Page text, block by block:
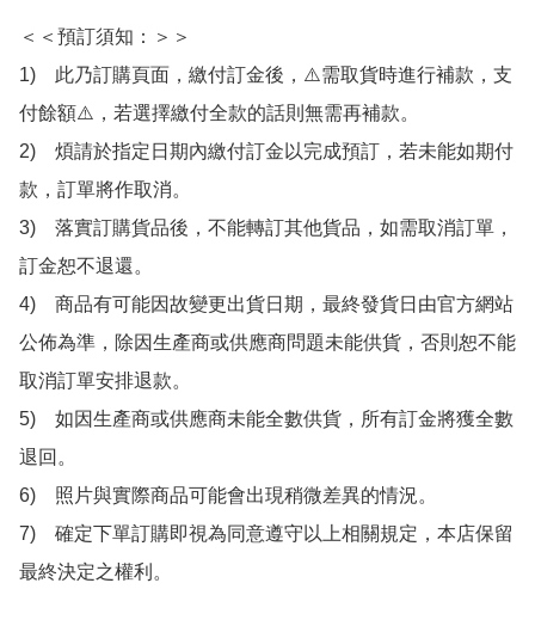
＜＜預訂須知：＞＞
1)　此乃訂購頁面，繳付訂金後，⚠️需取貨時進行補款，支
付餘額⚠️，若選擇繳付全款的話則無需再補款。
2)　煩請於指定日期內繳付訂金以完成預訂，若未能如期付
款，訂單將作取消。
3)　落實訂購貨品後，不能轉訂其他貨品，如需取消訂單，
訂金恕不退還。
4)　商品有可能因故變更出貨日期，最終發貨日由官方網站
公佈為準，除因生產商或供應商問題未能供貨，否則恕不能
取消訂單安排退款。
5)　如因生產商或供應商未能全數供貨，所有訂金將獲全數
退回。
6)　照片與實際商品可能會出現稍微差異的情況。
7)　確定下單訂購即視為同意遵守以上相關規定，本店保留
最終決定之權利。